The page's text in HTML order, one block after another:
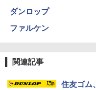
ダンロップ
ファルケン
関連記事
住友ゴム